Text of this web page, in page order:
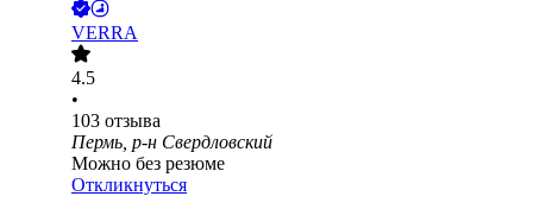
VERRA
4.5
•
103 отзыва
Пермь, р-н Свердловский
Можно без резюме
Откликнуться